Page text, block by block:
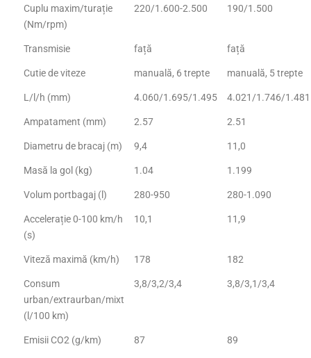
Cuplu maxim/turație
(Nm/rpm)
220/1.600-2.500 190/1.500
Transmisie față față
Cutie de viteze manuală, 6 trepte manuală, 5 trepte
L/l/h (mm) 4.060/1.695/1.495 4.021/1.746/1.481
Ampatament (mm) 2.57 2.51
Diametru de bracaj (m) 9,4 11,0
Masă la gol (kg) 1.04 1.199
Volum portbagaj (l) 280-950 280-1.090
Accelerație 0-100 km/h
(s)
10,1 11,9
Viteză maximă (km/h) 178 182
Consum
urban/extraurban/mixt
(l/100 km)
3,8/3,2/3,4 3,8/3,1/3,4
Emisii CO2 (g/km) 87 89